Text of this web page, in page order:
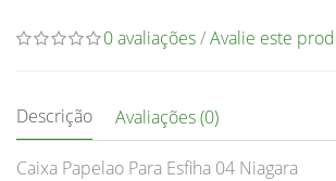
0 avaliações/Avalie este
Descrição Avaliações (0)
Caixa Papelao Para Esfiha 04 Niagara